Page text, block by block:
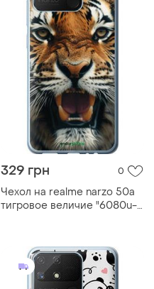
329 грн 0
Чехол на realme narzo 50a
тигровое величие "6080u-